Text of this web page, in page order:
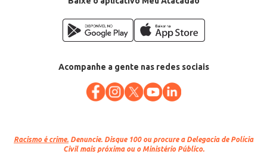
Acompanhe a gente nas redes sociais
Racismo é crime. Denuncie. Disque 100 ou procure a Delegacia de Polícia
Civil mais próxima ou o Ministério Público.